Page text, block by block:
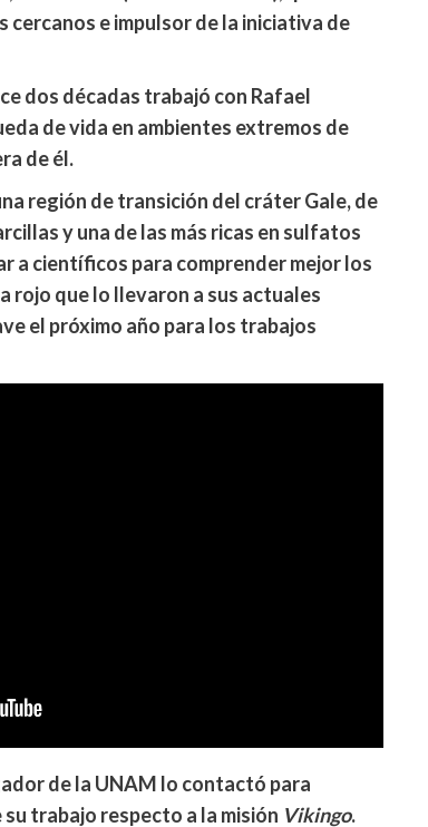
cercanos e impulsor de la iniciativa de
dos décadas trabajó con Rafael
de vida en ambientes extremos de
de él.
región de transición del cráter Gale, de
y una de las más ricas en sulfatos
a científicos para comprender mejor los
rojo que lo llevaron a sus actuales
el próximo año para los trabajos
de la UNAM lo contactó para
trabajo respecto a la misión Vikingo.